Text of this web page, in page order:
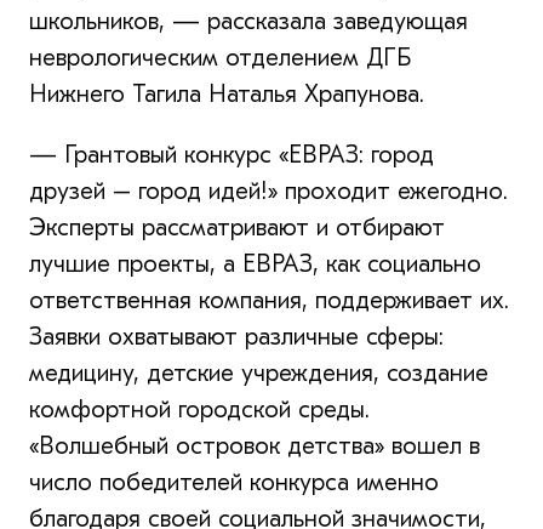
школьников, — рассказала заведующая
неврологическим отделением ДГБ
Нижнего Тагила Наталья Храпунова.
— Грантовый конкурс «ЕВРАЗ: город
друзей – город идей!» проходит ежегодно.
Эксперты рассматривают и отбирают
лучшие проекты, а ЕВРАЗ, как социально
ответственная компания, поддерживает их.
Заявки охватывают различные сферы:
медицину, детские учреждения, создание
комфортной городской среды.
«Волшебный островок детства» вошел в
число победителей конкурса именно
благодаря своей социальной значимости,